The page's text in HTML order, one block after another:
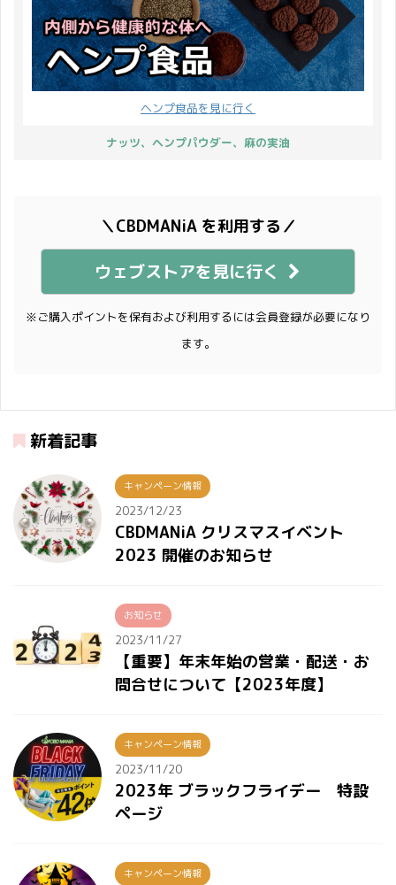
ヘンプ食品を見に行く
ナッツ、ヘンプパウダー、麻の実油
＼CBDMANiA を利用する／
ウェブストアを見に行く
※ご購入ポイントを保有および利用するには会員登録が必要になり
ます。
新着記事
キャンペーン情報
2023/12/23
CBDMANiA クリスマスイベント
2023 開催のお知らせ
お知らせ
2023/11/27
【重要】年末年始の営業・配送・お
問合せについて【2023年度】
キャンペーン情報
2023/11/20
2023年 ブラックフライデー 特設
ページ
キャンペーン情報